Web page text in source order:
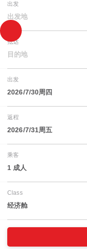
出发
出发地
抵达
目的地
出发
2026/7/30周四
返程
2026/7/31周五
乘客
1 成人
Class
经济舱